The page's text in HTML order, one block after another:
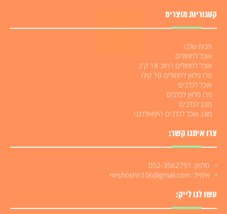
קטגוריות מוצרים
חנות שלנו
אוכל לחתולים
אוכל לחתולים רחוב 18 ק"ג
פרו פלאן לחתולים 10 קילו
אוכל לכלבים
פרו פלאן לכלבים
מונג לכלבים
מונג אוכל לכלבים היפואלרגני
צרו איתנו קשר:
טלפון: 052-3562791
אימייל: nirshoshn106@gmail.com
עשו לנו לייק: